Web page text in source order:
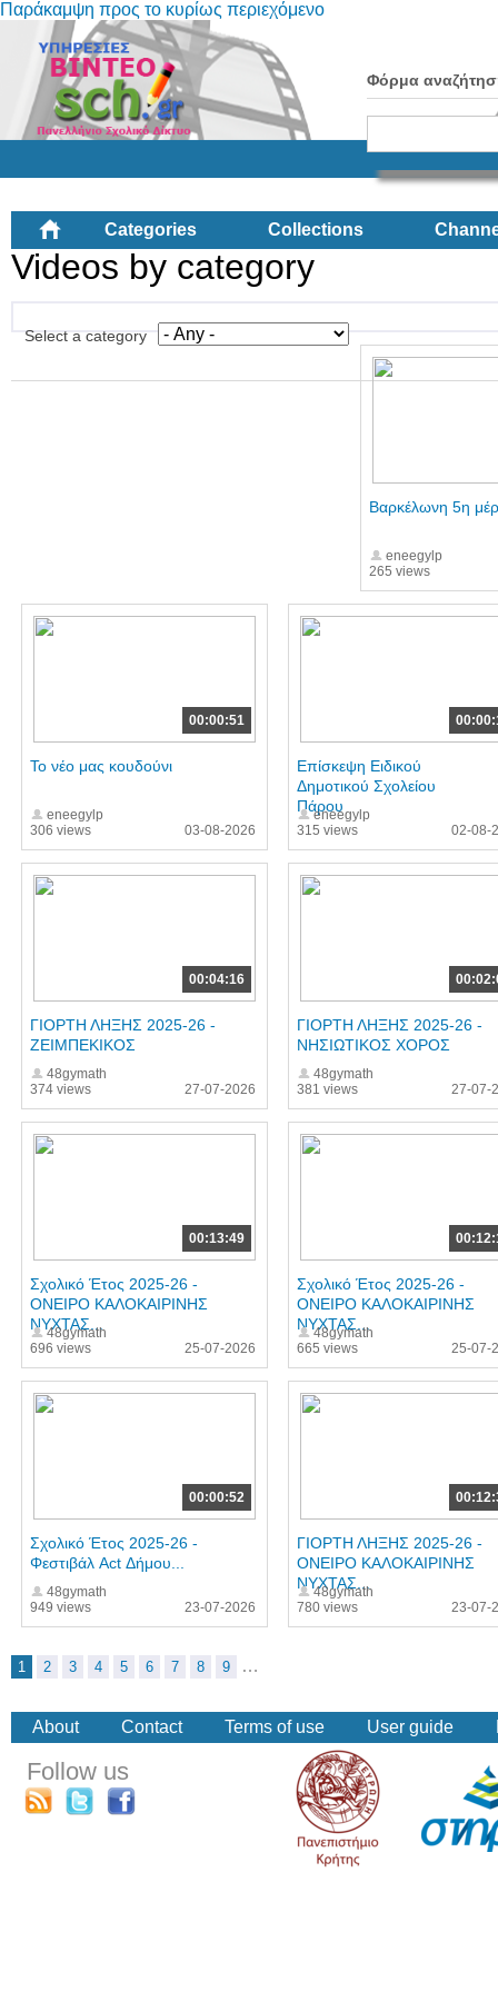
Παράκαμψη προς το κυρίως περιεχόμενο
Φόρμα
Categories Collections
Videos by category
Select a category
265 views
Βαρκέλωνη 5η
eneegylp
00:00:51
306 views
Το νέο μας κουδούνι
eneegylp
03-08-2026
315 views
Επίσκεψη Ειδικού
Δημοτικού Σχολείου
Πάρου
eneegylp
02-08-
00:04:16
374 views
ΓΙΟΡΤΗ ΛΗΞΗΣ 2025-26 -
ΖΕΙΜΠΕΚΙΚΟΣ
48gymath
27-07-2026
381 views
ΓΙΟΡΤΗ ΛΗΞΗΣ 2025-26 -
ΝΗΣΙΩΤΙΚΟΣ ΧΟΡΟΣ
48gymath
27-07-
00:13:49
696 views
Σχολικό Έτος 2025-26 -
ΟΝΕΙΡΟ ΚΑΛΟΚΑΙΡΙΝΗΣ
ΝΥΧΤΑΣ...
48gymath
25-07-2026
665 views
Σχολικό Έτος 2025-26 -
ΟΝΕΙΡΟ ΚΑΛΟΚΑΙΡΙΝΗΣ
ΝΥΧΤΑΣ...
48gymath
25-07-
00:00:52
949 views
Σχολικό Έτος 2025-26 -
Φεστιβάλ Act Δήμου...
48gymath
23-07-2026
780 views
ΓΙΟΡΤΗ ΛΗΞΗΣ 2025-26 -
ΟΝΕΙΡΟ ΚΑΛΟΚΑΙΡΙΝΗΣ
ΝΥΧΤΑΣ...
48gymath
23-07-
1 2 3 4 5 6 7 8 9 …
About Contact Terms of use User guide
Follow us